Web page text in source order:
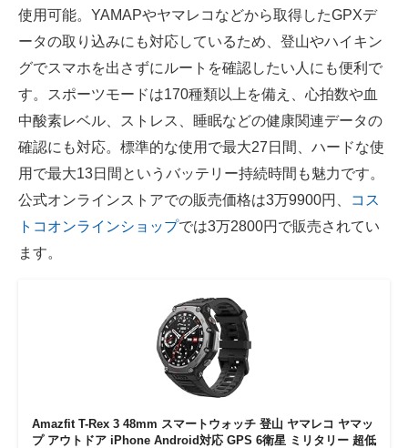
使用可能。YAMAPやヤマレコなどから取得したGPXデ
ータの取り込みにも対応しているため、登山やハイキン
グでスマホを出さずにルートを確認したい人にも便利で
す。スポーツモードは170種類以上を備え、心拍数や血
中酸素レベル、ストレス、睡眠などの健康関連データの
確認にも対応。標準的な使用で最大27日間、ハードな使
用で最大13日間というバッテリー持続時間も魅力です。
公式オンラインストアでの販売価格は3万9900円、
コス
トコオンラインショップでは3万2800円で販売されてい
ます。
Amazfit T-Rex 3 48mm スマートウォッチ 登山 ヤマレコ ヤマッ
プ アウトドア iPhone Android対応 GPS 6衛星 ミリタリー 超低